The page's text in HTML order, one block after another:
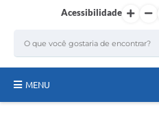
Acessibilidade
MENU